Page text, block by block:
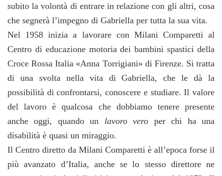
subito la volontà di entrare in relazione con gli altri, cosa
che segnerà l’impegno di Gabriella per tutta la sua vita.
Nel 1958 inizia a lavorare con Milani Comparetti al
Centro di educazione motoria dei bambini spastici della
Croce Rossa Italia «Anna Torrigiani» di Firenze. Si tratta
di una svolta nella vita di Gabriella, che le dà la
possibilità di confrontarsi, conoscere e studiare. Il valore
del lavoro è qualcosa che dobbiamo tenere presente
anche oggi, quando un lavoro vero per chi ha una
disabilità è quasi un miraggio.
Il Centro diretto da Milani Comparetti è all’epoca forse il
più avanzato d’Italia, anche se lo stesso direttore ne